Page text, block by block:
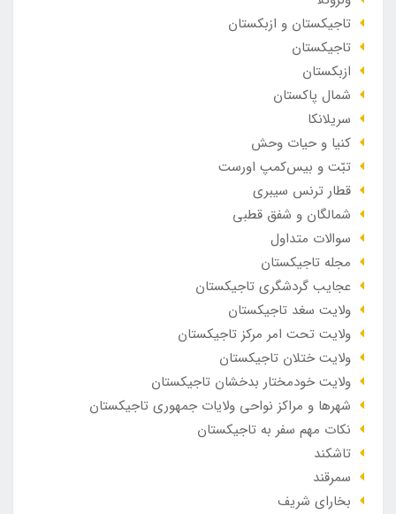
تاجیکستان و ازبکستان
تاجیکستان
ازبکستان
شمال پاکستان
سریلانکا
کنیا و حیات وحش
تبّت و بیس‌کمپ اورست
قطار ترنس سیبری
شمالگان و شفق قطبی
سوالات متداول
مجله تاجیکستان
عجایب گردشگری تاجیکستان
ولایت سغد تاجیکستان
ولایت تحت امر مرکز تاجیکستان
ولایت ختلان تاجیکستان
ولایت خودمختار بدخشان تاجیکستان
شهرها و مراکز نواحی ولایات جمهوری تاجیکستان
نکات مهم سفر به تاجیکستان
تاشکند
سمرقند
بخارای شریف